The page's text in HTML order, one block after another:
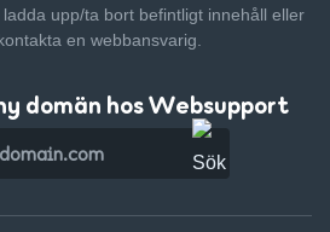
upp/ta bort befintligt innehåll eller
en webbansvarig.
domän hos Websupport